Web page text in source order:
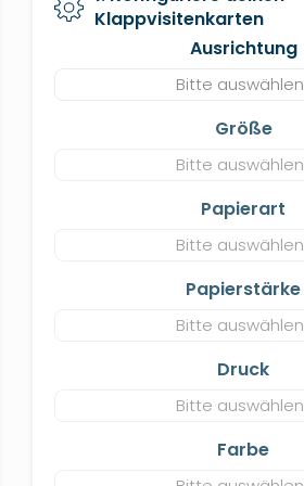
Klappvisitenkarten
Ausrichtung
Bitte auswählen
Größe
Bitte auswählen
Papierart
Bitte auswählen
Papierstärke
Bitte auswählen
Druck
Bitte auswählen
Farbe